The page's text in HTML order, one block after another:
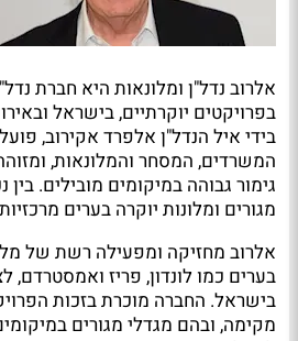
אלרוב נדל"ן ומלונאות היא חברת
בפרויקטים יוקרתיים, בישראל
בידי איל הנדל"ן אלפרד אקירוב,
המשרדים, המסחר והמלונאות,
גימור גבוהה במיקומים מובילים.
מגורים ומלונות יוקרה בערים
אלרוב מחזיקה ומפעילה רשת של
בערים כמו לונדון, פריז ואמסטרדם,
בישראל. החברה מוכרת בזכות
מקימה, ובהם מגדלי מגורים